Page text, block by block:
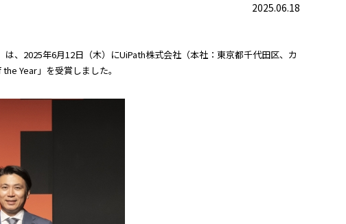
2025.06.18
、2025年6月12日（木）にUiPath株式会社（本社：東京都千代田区、カ
Year」を受賞しました。